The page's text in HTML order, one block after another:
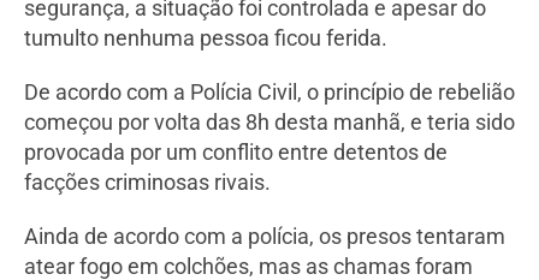
segurança, a situação foi controlada e apesar do
tumulto nenhuma pessoa ficou ferida.
De acordo com a Polícia Civil, o princípio de rebelião
começou por volta das 8h desta manhã, e teria sido
provocada por um conflito entre detentos de
facções criminosas rivais.
Ainda de acordo com a polícia, os presos tentaram
atear fogo em colchões, mas as chamas foram